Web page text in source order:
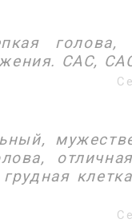
голова,
САС,